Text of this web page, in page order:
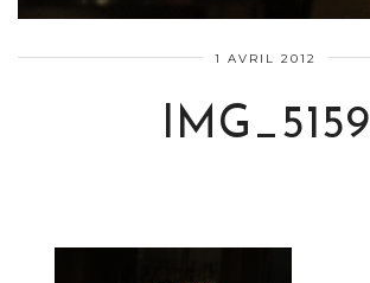
1 AVRIL 2012
IMG_5159